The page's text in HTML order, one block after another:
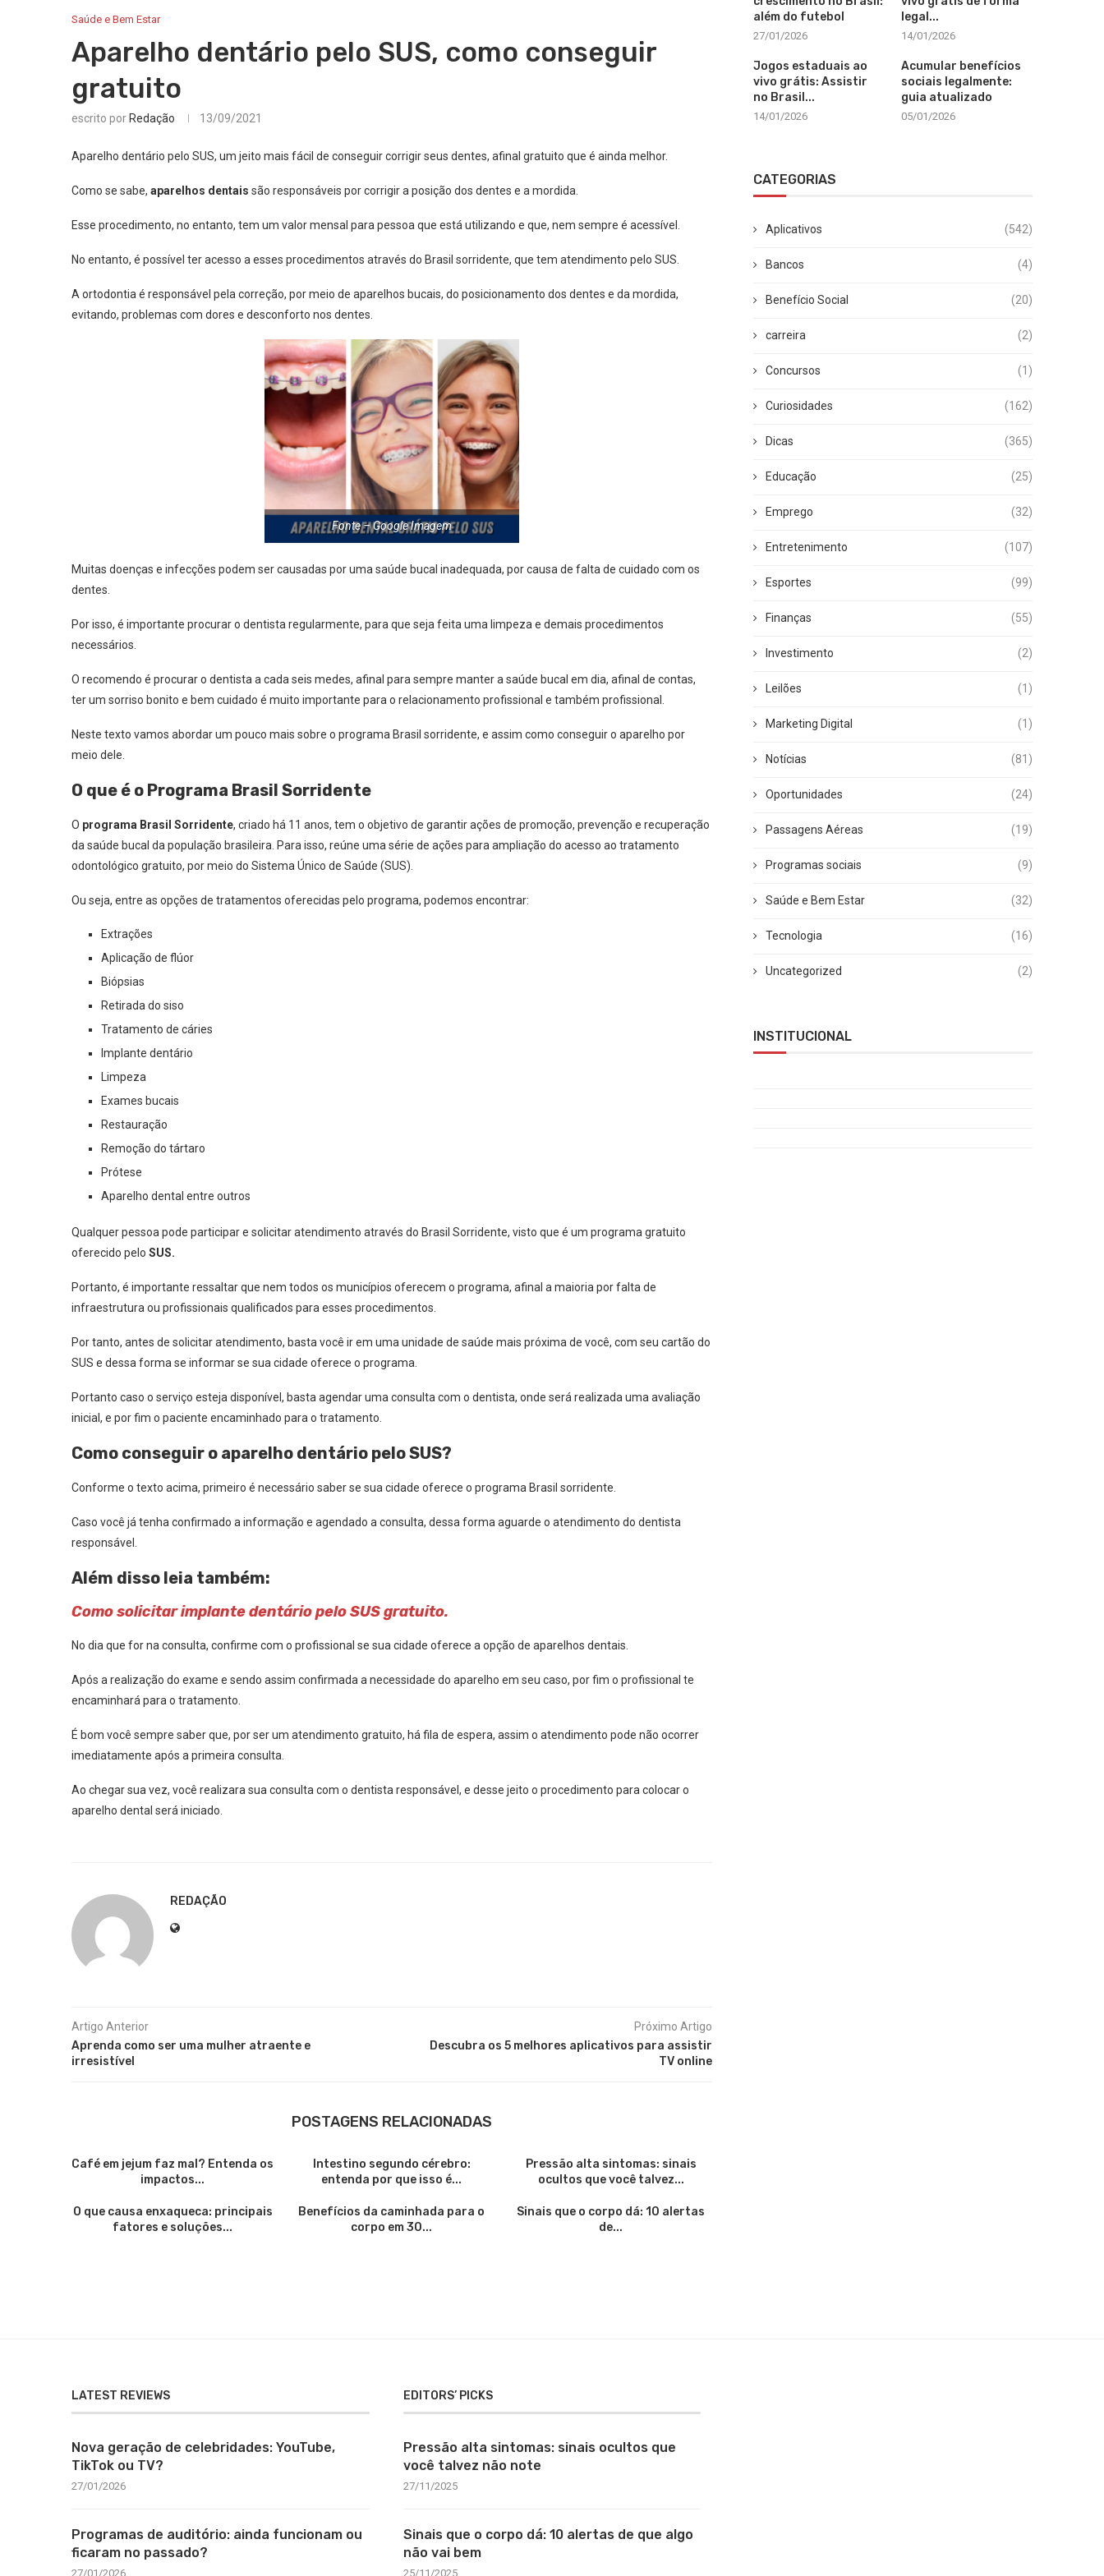
Saúde e Bem Estar
Aparelho dentário pelo SUS, como conseguir
gratuito
escrito por Redação 13/09/2021
Aparelho dentário pelo SUS, um jeito mais fácil de conseguir corrigir seus dentes, afinal gratuito que é ainda melhor.
Como se sabe, aparelhos dentais são responsáveis por corrigir a posição dos dentes e a mordida.
Esse procedimento, no entanto, tem um valor mensal para pessoa que está utilizando e que, nem sempre é acessível.
No entanto, é possível ter acesso a esses procedimentos através do Brasil sorridente, que tem atendimento pelo SUS.
A ortodontia é responsável pela correção, por meio de aparelhos bucais, do posicionamento dos dentes e da mordida,
evitando, problemas com dores e desconforto nos dentes.
Fonte – Google Imagem
Muitas doenças e infecções podem ser causadas por uma saúde bucal inadequada, por causa de falta de cuidado com os
dentes.
Por isso, é importante procurar o dentista regularmente, para que seja feita uma limpeza e demais procedimentos
necessários.
O recomendo é procurar o dentista a cada seis medes, afinal para sempre manter a saúde bucal em dia, afinal de contas,
ter um sorriso bonito e bem cuidado é muito importante para o relacionamento profissional e também profissional.
Neste texto vamos abordar um pouco mais sobre o programa Brasil sorridente, e assim como conseguir o aparelho por
meio dele.
O que é o Programa Brasil Sorridente
O programa Brasil Sorridente, criado há 11 anos, tem o objetivo de garantir ações de promoção, prevenção e recuperação
da saúde bucal da população brasileira. Para isso, reúne uma série de ações para ampliação do acesso ao tratamento
odontológico gratuito, por meio do Sistema Único de Saúde (SUS).
Ou seja, entre as opções de tratamentos oferecidas pelo programa, podemos encontrar:
Extrações
Aplicação de flúor
Biópsias
Retirada do siso
Tratamento de cáries
Implante dentário
Limpeza
Exames bucais
Restauração
Remoção do tártaro
Prótese
Aparelho dental entre outros
Qualquer pessoa pode participar e solicitar atendimento através do Brasil Sorridente, visto que é um programa gratuito
oferecido pelo SUS.
Portanto, é importante ressaltar que nem todos os municípios oferecem o programa, afinal a maioria por falta de
infraestrutura ou profissionais qualificados para esses procedimentos.
Por tanto, antes de solicitar atendimento, basta você ir em uma unidade de saúde mais próxima de você, com seu cartão do
SUS e dessa forma se informar se sua cidade oferece o programa.
Portanto caso o serviço esteja disponível, basta agendar uma consulta com o dentista, onde será realizada uma avaliação
inicial, e por fim o paciente encaminhado para o tratamento.
Como conseguir o aparelho dentário pelo SUS?
Conforme o texto acima, primeiro é necessário saber se sua cidade oferece o programa Brasil sorridente.
Caso você já tenha confirmado a informação e agendado a consulta, dessa forma aguarde o atendimento do dentista
responsável.
Além disso leia também:
Como solicitar implante dentário pelo SUS gratuito.
No dia que for na consulta, confirme com o profissional se sua cidade oferece a opção de aparelhos dentais.
Após a realização do exame e sendo assim confirmada a necessidade do aparelho em seu caso, por fim o profissional te
encaminhará para o tratamento.
É bom você sempre saber que, por ser um atendimento gratuito, há fila de espera, assim o atendimento pode não ocorrer
imediatamente após a primeira consulta.
Ao chegar sua vez, você realizara sua consulta com o dentista responsável, e desse jeito o procedimento para colocar o
aparelho dental será iniciado.
REDAÇÃO
Artigo Anterior
Aprenda como ser uma mulher atraente e
irresistível
Próximo Artigo
Descubra os 5 melhores aplicativos para assistir
TV online
POSTAGENS RELACIONADAS
Café em jejum faz mal? Entenda os
impactos...
Intestino segundo cérebro:
entenda por que isso é...
Pressão alta sintomas: sinais
ocultos que você talvez...
O que causa enxaqueca: principais
fatores e soluções...
Benefícios da caminhada para o
corpo em 30...
Sinais que o corpo dá: 10 alertas
de...
além do futebol
27/01/2026
legal...
14/01/2026
Jogos estaduais ao
vivo grátis: Assistir
no Brasil...
14/01/2026
Acumular benefícios
sociais legalmente:
guia atualizado
05/01/2026
CATEGORIAS
Aplicativos (542)
Bancos (4)
Benefício Social (20)
carreira (2)
Concursos (1)
Curiosidades (162)
Dicas (365)
Educação (25)
Emprego (32)
Entretenimento (107)
Esportes (99)
Finanças (55)
Investimento (2)
Leilões (1)
Marketing Digital (1)
Notícias (81)
Oportunidades (24)
Passagens Aéreas (19)
Programas sociais (9)
Saúde e Bem Estar (32)
Tecnologia (16)
Uncategorized (2)
INSTITUCIONAL
LATEST REVIEWS
Nova geração de celebridades: YouTube,
TikTok ou TV?
27/01/2026
Programas de auditório: ainda funcionam ou
ficaram no passado?
27/01/2026
EDITORS’ PICKS
Pressão alta sintomas: sinais ocultos que
você talvez não note
27/11/2025
Sinais que o corpo dá: 10 alertas de que algo
não vai bem
25/11/2025